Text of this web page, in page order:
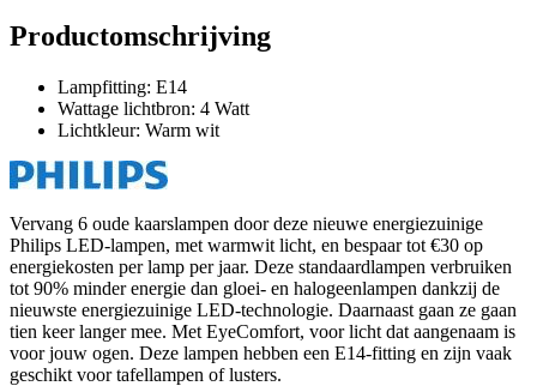
Productomschrijving
Lampfitting: E14
Wattage lichtbron: 4 Watt
Lichtkleur: Warm wit
Vervang 6 oude kaarslampen door deze nieuwe energiezuinige
Philips LED-lampen, met warmwit licht, en bespaar tot €30 op
energiekosten per lamp per jaar. Deze standaardlampen verbruiken
tot 90% minder energie dan gloei- en halogeenlampen dankzij de
nieuwste energiezuinige LED-technologie. Daarnaast gaan ze gaan
tien keer langer mee. Met EyeComfort, voor licht dat aangenaam is
voor jouw ogen. Deze lampen hebben een E14-fitting en zijn vaak
geschikt voor tafellampen of lusters.